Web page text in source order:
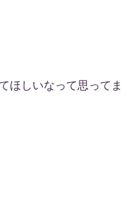
ほしいなって思ってま